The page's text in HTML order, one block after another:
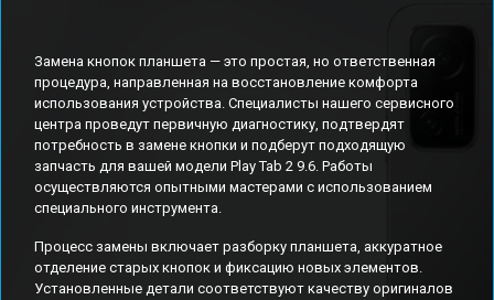
Замена кнопок планшета — это простая, но ответственная
процедура, направленная на восстановление комфорта
использования устройства. Специалисты нашего сервисного
центра проведут первичную диагностику, подтвердят
потребность в замене кнопки и подберут подходящую
запчасть для вашей модели Play Tab 2 9.6. Работы
осуществляются опытными мастерами с использованием
специального инструмента.
Процесс замены включает разборку планшета, аккуратное
отделение старых кнопок и фиксацию новых элементов.
Установленные детали соответствуют качеству оригиналов